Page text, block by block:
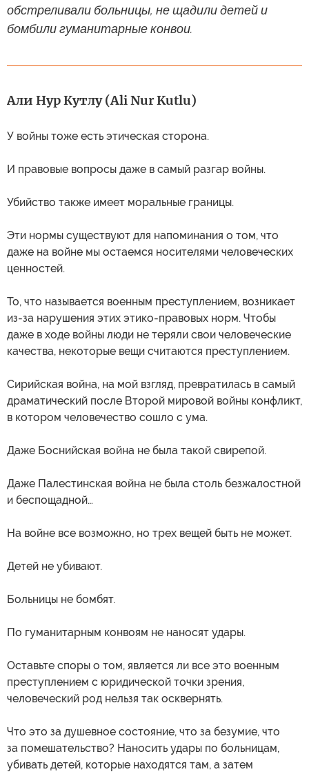
обстреливали больницы, не щадили детей и
бомбили гуманитарные конвои.
Али Нур Кутлу (Ali Nur Kutlu)
У войны тоже есть этическая сторона.
И правовые вопросы даже в самый разгар войны.
Убийство также имеет моральные границы.
Эти нормы существуют для напоминания о том, что
даже на войне мы остаемся носителями человеческих
ценностей.
То, что называется военным преступлением, возникает
из-за нарушения этих этико-правовых норм. Чтобы
даже в ходе войны люди не теряли свои человеческие
качества, некоторые вещи считаются преступлением.
Сирийская война, на мой взгляд, превратилась в самый
драматический после Второй мировой войны конфликт,
в котором человечество сошло с ума.
Даже Боснийская война не была такой свирепой.
Даже Палестинская война не была столь безжалостной
и беспощадной…
На войне все возможно, но трех вещей быть не может.
Детей не убивают.
Больницы не бомбят.
По гуманитарным конвоям не наносят удары.
Оставьте споры о том, является ли все это военным
преступлением с юридической точки зрения,
человеческий род нельзя так осквернять.
Что это за душевное состояние, что за безумие, что
за помешательство? Наносить удары по больницам,
убивать детей, которые находятся там, а затем